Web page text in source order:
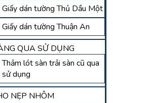
Giấy dán tường Thủ Dầu Một
Giấy dán tường Thuận An
QUA SỬ DỤNG
Thảm lót sàn trải sàn cũ qua
sử dụng
NẸP NHÔM